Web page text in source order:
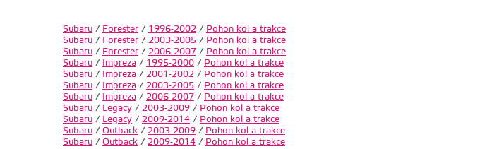
Subaru/ Forester/ 1996-2002 / Pohon kol a trakce
Subaru/ Forester/ 2003-2005/ Pohon kol a trakce
Subaru/ Forester/ 2006-2007/ Pohon kol a trakce
Subaru/ Impreza/ 1995-2000/ Pohon kol a trakce
Subaru/ Impreza/ 2001-2002 / Pohon kol a trakce
Subaru/ Impreza/ 2003-2005/ Pohon kol a trakce
Subaru/ Impreza/ 2006-2007/ Pohon kol a trakce
Subaru/ Legacy/ 2003-2009/ Pohon kol a trakce
Subaru/ Legacy/ 2009-2014/ Pohon kol a trakce
Subaru/ Outback/ 2003-2009/ Pohon kol a trakce
Subaru/ Outback/ 2009-2014/ Pohon kol a trakce